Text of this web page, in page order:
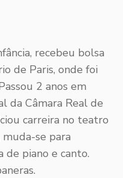
recebeu bolsa
de Paris, onde foi
2 anos em
da Câmara Real de
carreira no teatro
se para
de piano e canto.